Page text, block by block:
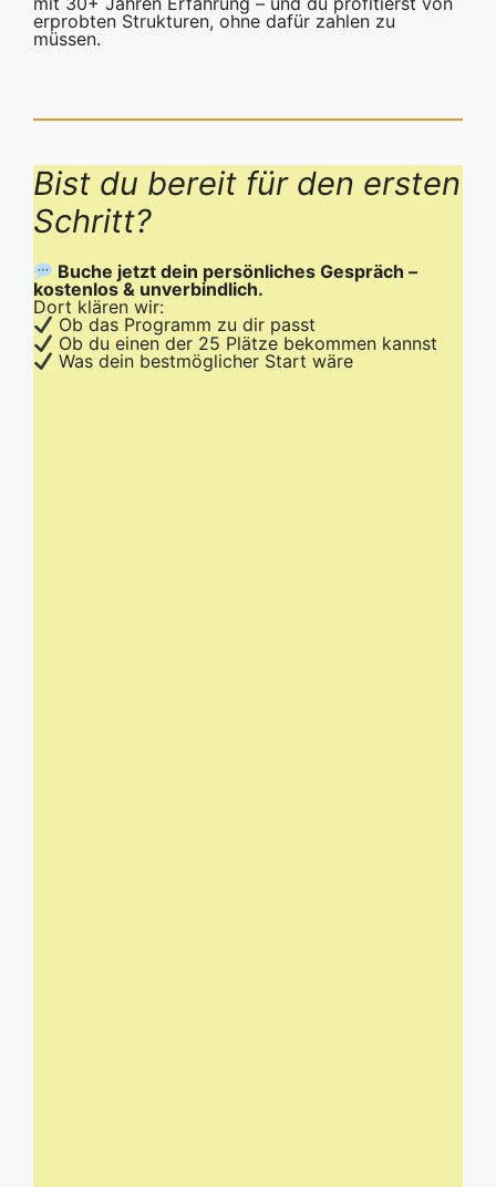
erprobten Strukturen, ohne dafür zahlen zu
müssen.
Bist du bereit für den ersten
Schritt?
Buche jetzt dein persönliches Gespräch –
kostenlos & unverbindlich.
Dort klären wir:
Ob das Programm zu dir passt
Ob du einen der 25 Plätze bekommen kannst
Was dein bestmöglicher Start wäre